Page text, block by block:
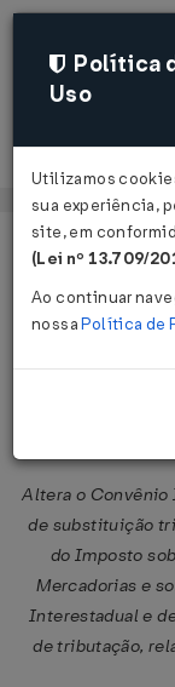
Página Inicial
Altera o Convênio
de substituição
do Imposto
Mercadorias e
Interestadual e
de tributação,
Política
Uso
Utilizamos
sua experiência,
site, em
(Lei nº 13.709/
Ao continuar
nossaPolítica de